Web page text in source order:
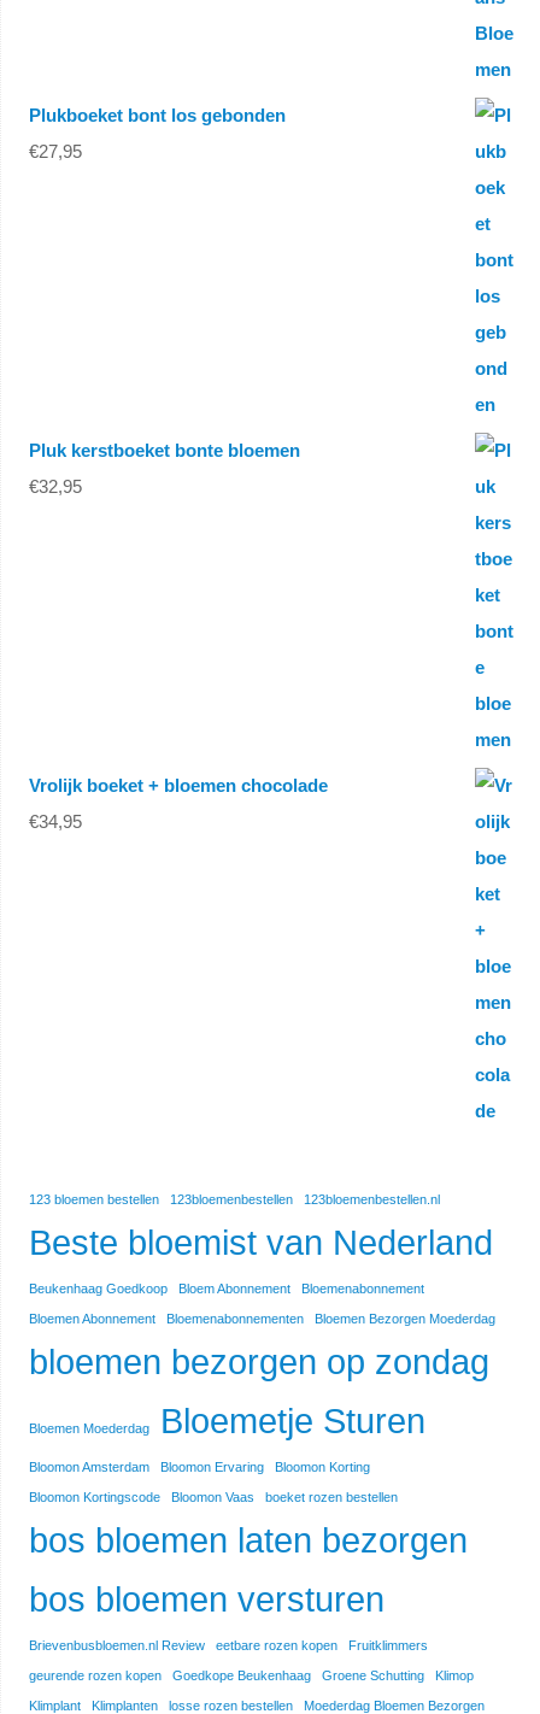
Plukboeket bont los gebonden
€27,95
Pluk kerstboeket bonte bloemen
€32,95
Vrolijk boeket + bloemen chocolade
€34,95
123 bloemen bestellen 123bloemenbestellen 123bloemenbestellen.nl
Beste bloemist van Nederland
Beukenhaag Goedkoop Bloem Abonnement Bloemenabonnement
Bloemen Abonnement Bloemenabonnementen Bloemen Bezorgen Moederdag
bloemen bezorgen op zondag
Bloemen Moederdag Bloemetje Sturen
Bloomon Amsterdam Bloomon Ervaring Bloomon Korting
Bloomon Kortingscode Bloomon Vaas boeket rozen bestellen
bos bloemen laten bezorgen
bos bloemen versturen
Brievenbusbloemen.nl Review eetbare rozen kopen Fruitklimmers
geurende rozen kopen Goedkope Beukenhaag Groene Schutting Klimop
Klimplant Klimplanten losse rozen bestellen Moederdag Bloemen Bezorgen